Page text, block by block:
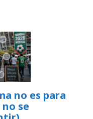
no es para
se